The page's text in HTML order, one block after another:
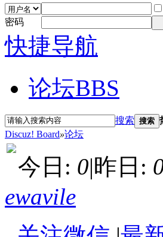
密码
快捷导航
论坛BBS
搜索 搜索
Discuz! Board»论坛
今日: 0|昨日:
ewavile